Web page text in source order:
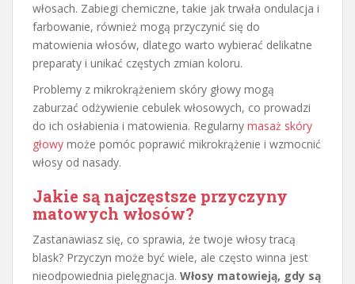
włosach. Zabiegi chemiczne, takie jak trwała ondulacja i
farbowanie, również mogą przyczynić się do
matowienia włosów, dlatego warto wybierać delikatne
preparaty i unikać częstych zmian koloru.
Problemy z mikrokrążeniem skóry głowy mogą
zaburzać odżywienie cebulek włosowych, co prowadzi
do ich osłabienia i matowienia. Regularny masaż skóry
głowy może pomóc poprawić mikrokrążenie i wzmocnić
włosy od nasady.
Jakie są najczęstsze przyczyny
matowych włosów?
Zastanawiasz się, co sprawia, że twoje włosy tracą
blask? Przyczyn może być wiele, ale często winna jest
nieodpowiednia pielęgnacja. Włosy matowieją, gdy są